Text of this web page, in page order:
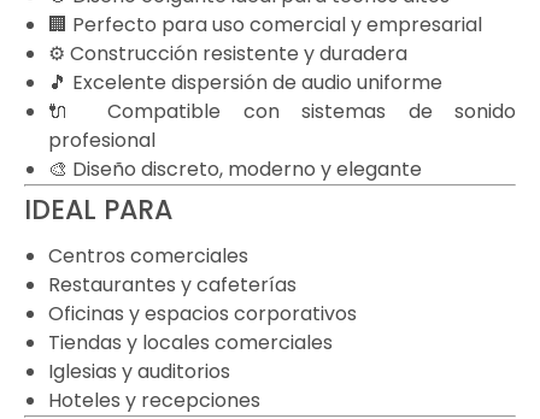
🏢 Perfecto para uso comercial y empresarial
⚙️ Construcción resistente y duradera
🎵 Excelente dispersión de audio uniforme
🔌 Compatible con sistemas de sonido
profesional
🎨 Diseño discreto, moderno y elegante
IDEAL PARA
Centros comerciales
Restaurantes y cafeterías
Oficinas y espacios corporativos
Tiendas y locales comerciales
Iglesias y auditorios
Hoteles y recepciones